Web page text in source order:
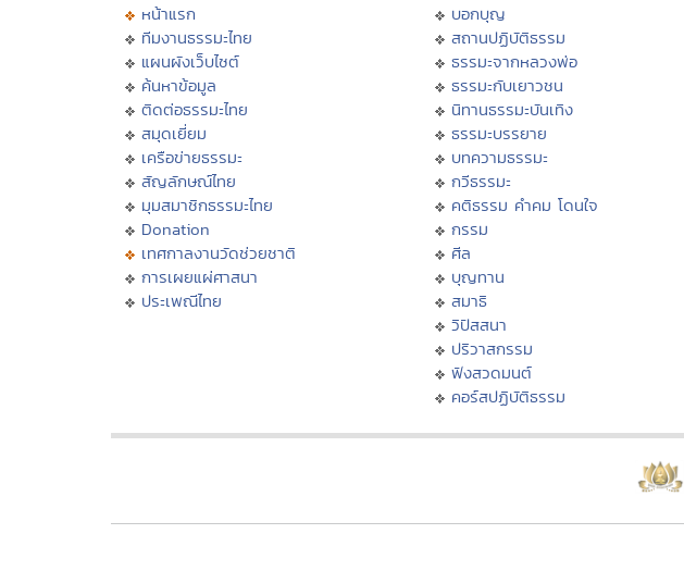
หน้าแรก
ทีมงานธรรมะไทย
แผนผังเว็บไซต์
ค้นหาข้อมูล
ติดต่อธรรมะไทย
สมุดเยี่ยม
เครือข่ายธรรมะ
สัญลักษณ์ไทย
มุมสมาชิกธรรมะไทย
Donation
เทศกาลงานวัดช่วยชาติ
การเผยแผ่ศาสนา
ประเพณีไทย
บอกบุญ
สถานปฏิบัติธรรม
ธรรมะจากหลวงพ่อ
ธรรมะกับเยาวชน
นิทานธรรมะบันเทิง
ธรรมะบรรยาย
บทความธรรมะ
กวีธรรมะ
คติธรรม คำคม โดนใจ
กรรม
ศีล
บุญทาน
สมาธิ
วิปัสสนา
ปริวาสกรรม
ฟังสวดมนต์
คอร์สปฏิบัติธรรม